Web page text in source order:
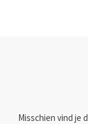
Misschien vind je